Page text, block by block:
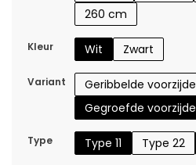
260 cm
Kleur Wit Zwart
Variant Geribbelde voorzijde
Gegroefde voorzijde
Type Type 11 Type 22